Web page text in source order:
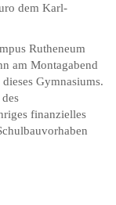
dem Karl-
Rutheneum
am Montagabend
Gymnasiums.
finanzielles